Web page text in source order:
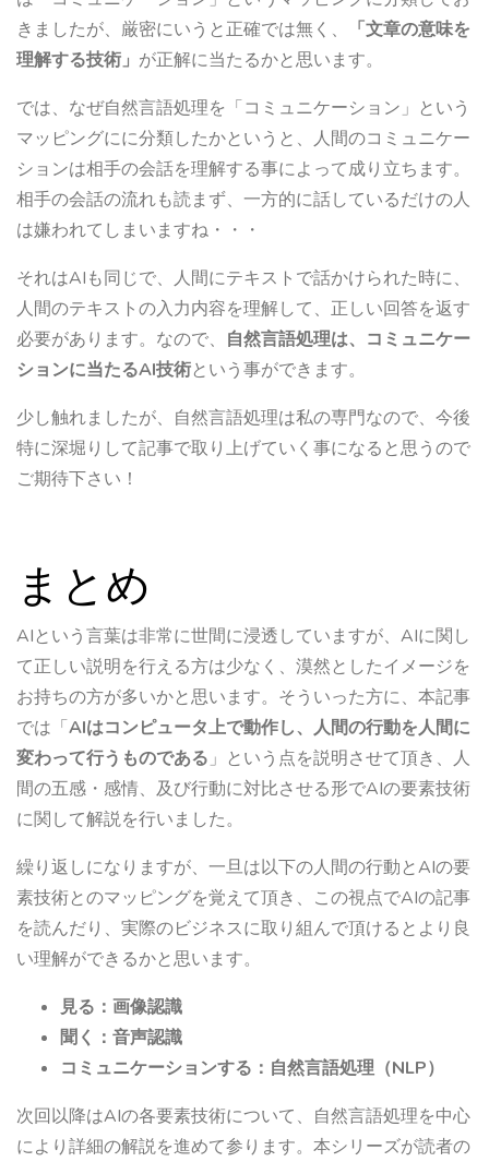
きましたが、厳密にいうと正確では無く、
「文章の意味を
理解する技術」 が正解に当たるかと思います。
では、なぜ自然言語処理を「コミュニケーション」という
マッピングにに分類したかというと、人間のコミュニケー
ションは相手の会話を理解する事によって成り立ちます。
相手の会話の流れも読まず、一方的に話しているだけの人
は嫌われてしまいますね・・・
それはAIも同じで、人間にテキストで話かけられた時に、
人間のテキストの入力内容を理解して、正しい回答を返す
必要があります。なので、 自然言語処理は、コミュニケー
ションに当たるAI技術という事ができます。
少し触れましたが、自然言語処理は私の専門なので、今後
特に深堀りして記事で取り上げていく事になると思うので
ご期待下さい！
まとめ
AIという言葉は非常に世間に浸透していますが、AIに関し
て正しい説明を行える方は少なく、漠然としたイメージを
お持ちの方が多いかと思います。そういった方に、本記事
では「AIはコンピュータ上で動作し、人間の行動を人間に
変わって行うものである 」という点を説明させて頂き、人
間の五感・感情、及び行動に対比させる形でAIの要素技術
に関して解説を行いました。
繰り返しになりますが、一旦は以下の人間の行動とAIの要
素技術とのマッピングを覚えて頂き、この視点でAIの記事
を読んだり、実際のビジネスに取り組んで頂けるとより良
い理解ができるかと思います。
見る：画像認識
聞く：音声認識
コミュニケーションする：自然言語処理（NLP）
次回以降はAIの各要素技術について、自然言語処理を中心
により詳細の解説を進めて参ります。本シリーズが読者の